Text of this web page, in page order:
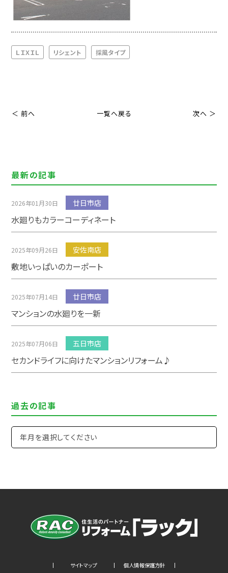
ＬＩＸＩＬ リシェント 採風タイプ
＜ 前へ 一覧へ戻る 次へ ＞
最新の記事
2026年01月30日 廿日市店
水廻りもカラーコーディネート
2025年09月26日 安佐南店
敷地いっぱいのカーポート
2025年07月14日 廿日市店
マンションの水廻りを一新
2025年07月06日 五日市店
セカンドライフに向けたマンションリフォーム♪
過去の記事
サイトマップ 個人情報保護方針